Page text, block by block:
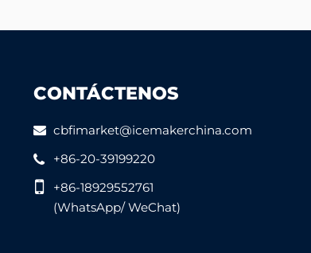
CONTÁCTENOS
cbfimarket@icemakerchina.com
+86-20-39199220
+86-18929552761
(WhatsApp/ WeChat)